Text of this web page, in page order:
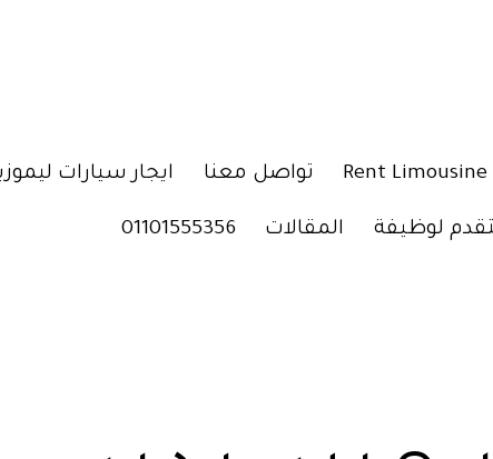
Rent Limousine تواصل معنا ايجار سيارات
لوظيفة المقالات 01101555356